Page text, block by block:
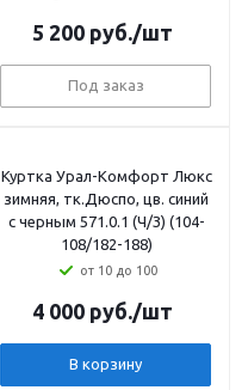
5 200руб./шт
Под заказ
Куртка Урал-Комфорт Люкс
зимняя, тк.Дюспо, цв. синий
с черным 571.0.1 (Ч/З) (104-
108/182-188)
от 10 до 100
4 000руб./шт
В корзину